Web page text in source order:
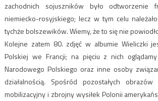
zachodnich sojuszników było odtworzenie
niemiecko-rosyjskiego; lecz w tym celu
tychże bolszewików. Wiemy, że to się nie
Kolejne zatem 80. zdjęć w albumie Wieliczki
Polskiej we Francji; na pięciu z nich
Narodowego Polskiego oraz inne osoby
działalnością. Spośród pozostałych
mobilizacyjny i zbrojny wysiłek Polonii